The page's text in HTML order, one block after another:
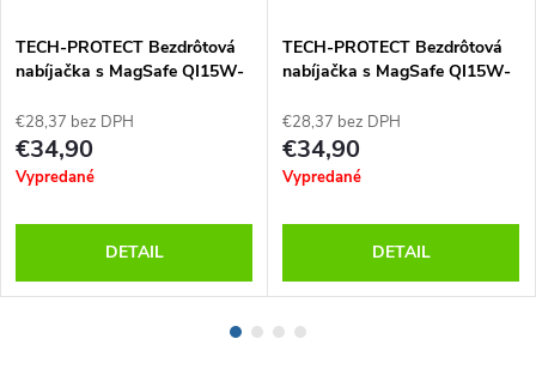
TECH-PROTECT Bezdrôtová
nabíjačka s MagSafe QI15W-
€28,37 bez DPH
€34,90
Vypredané
DETAIL
TECH-PROTECT Bezdrôtová
nabíjačka s MagSafe QI15W-
€28,37 bez DPH
€34,90
Vypredané
DETAIL